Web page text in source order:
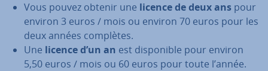
Vous pouvez obtenir une licence de deux ans pour
environ 3 euros / mois ou environ 70 euros pour les
deux années complètes.
Une licence d’un an est dis­po­nible pour environ
5,50 euros / mois ou 60 euros pour toute l’année.